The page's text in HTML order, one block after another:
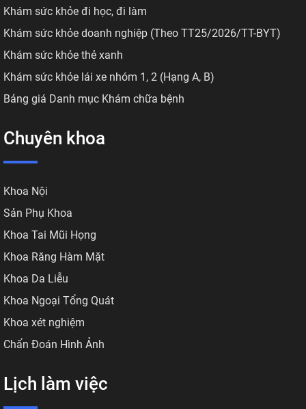
Khám sức khỏe đi học, đi làm
Khám sức khỏe doanh nghiệp (Theo TT25/2026/TT-BYT)
Khám sức khỏe thẻ xanh
Khám sức khỏe lái xe nhóm 1, 2 (Hạng A, B)
Bảng giá Danh mục Khám chữa bệnh
Chuyên khoa
Khoa Nội
Sản Phụ Khoa
Khoa Tai Mũi Họng
Khoa Răng Hàm Mặt
Khoa Da Liễu
Khoa Ngoại Tổng Quát
Khoa xét nghiệm
Chẩn Đoán Hình Ảnh
Lịch làm việc